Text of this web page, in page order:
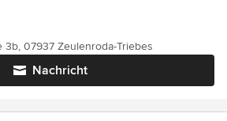
Nachricht
3b, 07937 Zeulenroda-Triebes